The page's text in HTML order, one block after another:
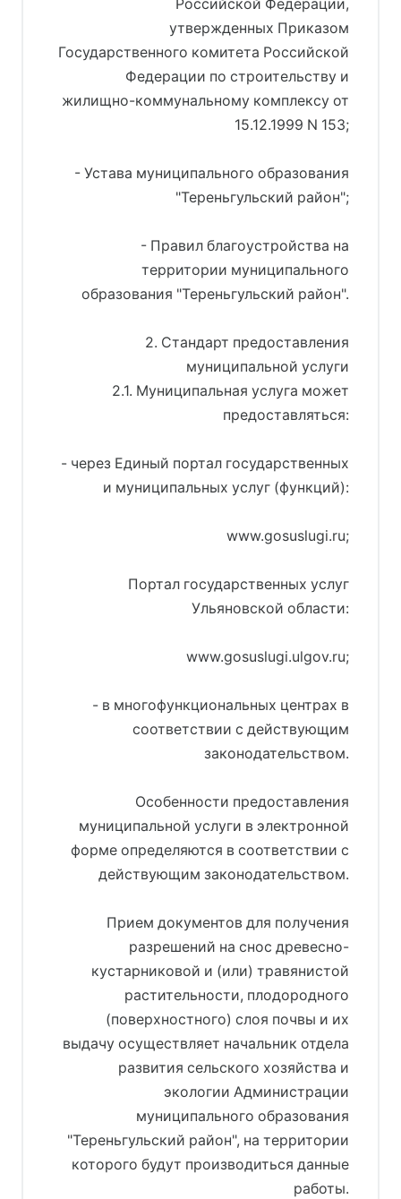
Российской Федерации,
утвержденных Приказом
Государственного комитета Российской
Федерации по строительству и
жилищно-коммунальному комплексу от
15.12.1999 N 153;
- Устава муниципального образования
"Тереньгульский район";
- Правил благоустройства на
территории муниципального
образования "Тереньгульский район".
2. Стандарт предоставления
муниципальной услуги
2.1. Муниципальная услуга может
предоставляться:
- через Единый портал государственных
и муниципальных услуг (функций):
www.gosuslugi.ru;
Портал государственных услуг
Ульяновской области:
www.gosuslugi.ulgov.ru;
- в многофункциональных центрах в
соответствии с действующим
законодательством.
Особенности предоставления
муниципальной услуги в электронной
форме определяются в соответствии с
действующим законодательством.
Прием документов для получения
разрешений на снос древесно-
кустарниковой и (или) травянистой
растительности, плодородного
(поверхностного) слоя почвы и их
выдачу осуществляет начальник отдела
развития сельского хозяйства и
экологии Администрации
муниципального образования
"Тереньгульский район", на территории
которого будут производиться данные
работы.